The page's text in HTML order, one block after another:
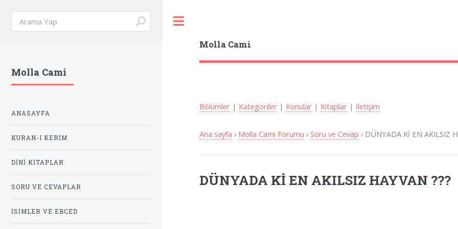
Molla Cami
Bölümler | Kategoriler | Konular | Kitaplar | İletişim
Ana sayfa › Molla Cami Forumu ›Soru ve Cevap › DÜNYADA Kİ EN AKILSIZ
DÜNYADA Kİ EN AKILSIZ HAYVAN ???
Molla Cami
ANASAYFA
KURAN-I KERIM
DINI KITAPLAR
SORU VE CEVAPLAR
İSIMLER VE EBCED